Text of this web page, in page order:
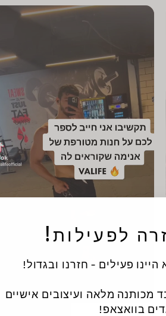
לפעילות!
פעילים - חזרנו ובגדול!
מכותנה מלאה ועיצובים אישיים
בוואצאפ!